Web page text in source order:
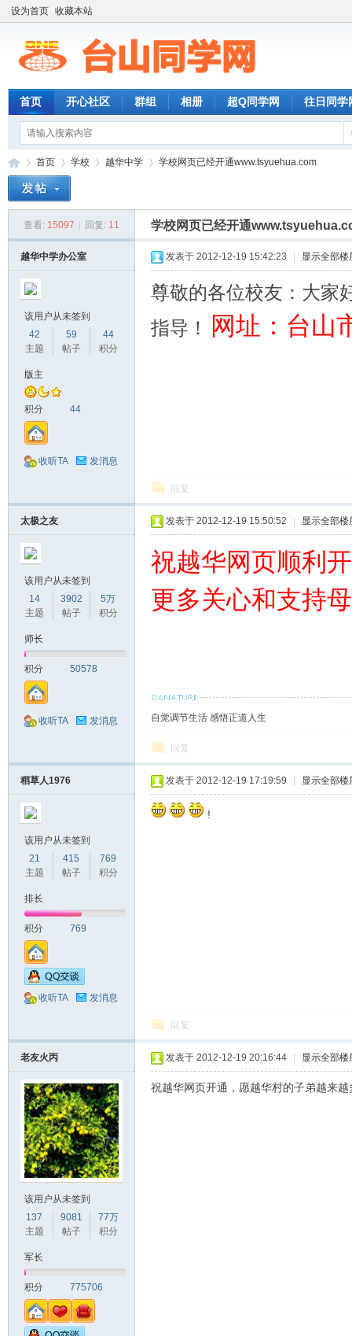
设为首页 收藏本站
首页 开心社区 群组 相册 超Q同学网 往日同学
»
首页
›
学校
›
越华中学 学校网页已经开通www.tsyuehua.com
查看: 15097 回复: 11 学校网页已经开通
越华中学办公室
该用户从未签到
42
主题
59
帖子
44
积分
版主
积分 44
收听TA 发消息
发表于 2012-12-19 15:42:23 显示全部楼
尊敬的各位校友：大家
指导！
网址：台山
回复
太极之友
该用户从未签到
14
主题
3902
帖子
5万
积分
师长
积分 50578
收听TA 发消息
发表于 2012-12-19 15:50:52 显示全部楼
祝越华网页顺利
更多关心和支持
自觉调节生活 感悟正道人生
回复
稻草人1976
该用户从未签到
21
主题
415
帖子
769
积分
排长
积分 769
收听TA 发消息
发表于 2012-12-19 17:19:59 显示全部楼
!
回复
老友火丙
该用户从未签到
137
主题
9081
帖子
77万
积分
军长
积分 775706
发表于 2012-12-19 20:16:44 显示全部楼
祝越华网页开通，愿越华村的子弟越来越